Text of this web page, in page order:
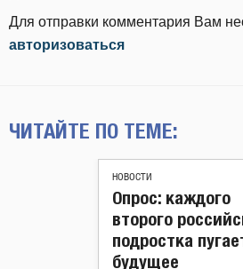
Для отправки комментария Вам
авторизоваться
ЧИТАЙТЕ ПО ТЕМЕ:
НОВОСТИ
Опрос: каждого
второго
подростка
будущее